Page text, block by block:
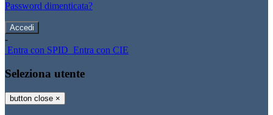
Password dimenticata?
-
Entra con SPID Entra con CIE
Seleziona utente
button close ×